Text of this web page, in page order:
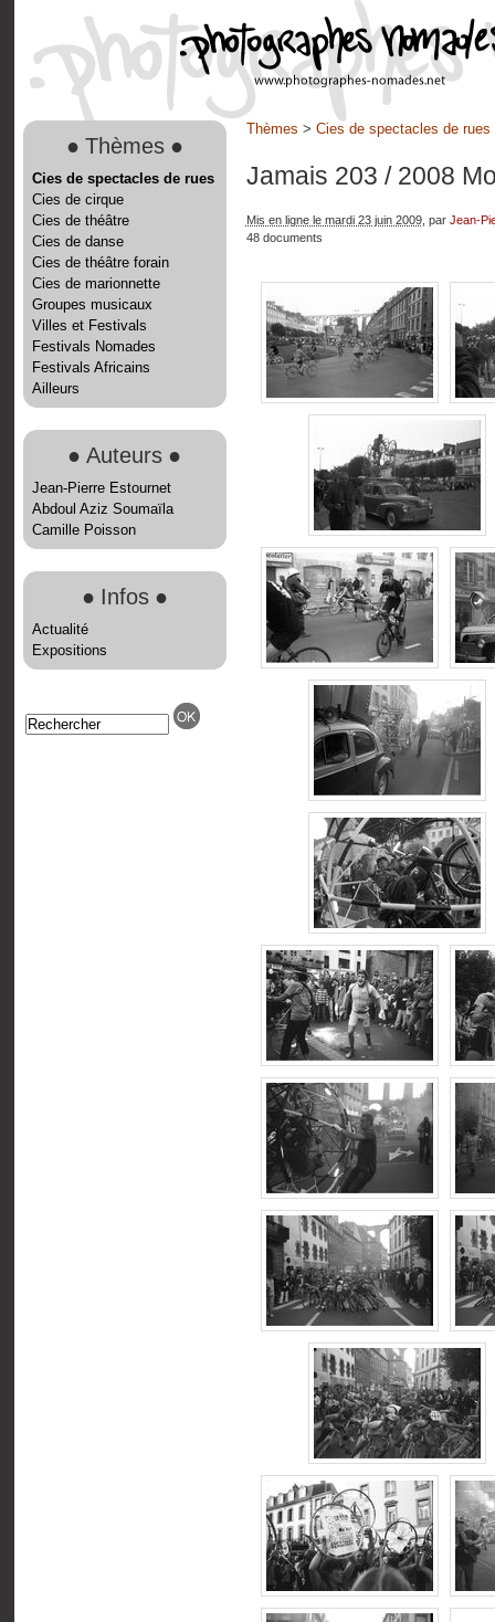
● Thèmes ●
Cies de spectacles de rues
Cies de cirque
Cies de théâtre
Cies de danse
Cies de théâtre forain
Cies de marionnette
Groupes musicaux
Villes et Festivals
Festivals Nomades
Festivals Africains
Ailleurs
● Auteurs ●
Jean-Pierre Estournet
Abdoul Aziz Soumaïla
Camille Poisson
● Infos ●
Actualité
Expositions
Thèmes > Cies de spectacles de rues
Jamais 203 / 2008
Mis en ligne le mardi 23 juin 2009, par Jean-
48 documents